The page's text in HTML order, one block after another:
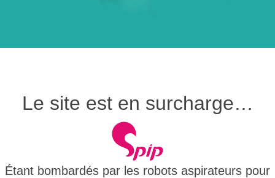
Le site est en surcharge…
Étant bombardés par les robots aspirateurs pour